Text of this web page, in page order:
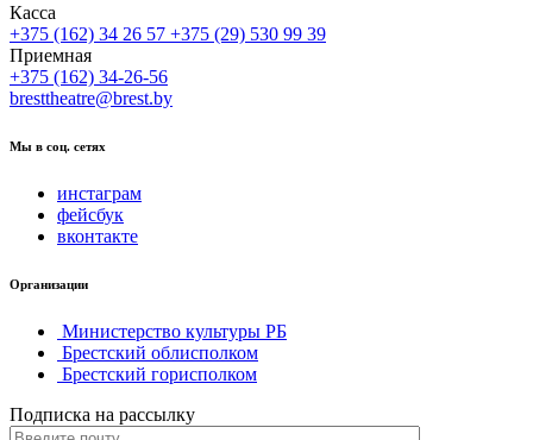
Касса
+375 (162) 34 26 57 +375 (29) 530 99 39
Приемная
+375 (162) 34-26-56
bresttheatre@brest.by
Мы в соц. сетях
инстаграм
фейсбук
вконтакте
Организации
Министерство культуры РБ
Брестский облисполком
Брестский горисполком
Подписка на рассылку